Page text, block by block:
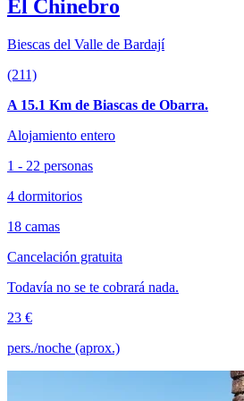
El Chinebro
Biescas del Valle de Bardají
(211)
A 15.1 Km de Biascas de Obarra.
Alojamiento entero
1 - 22 personas
4 dormitorios
18 camas
Cancelación gratuita
Todavía no se te cobrará nada.
23 €
pers./noche (aprox.)